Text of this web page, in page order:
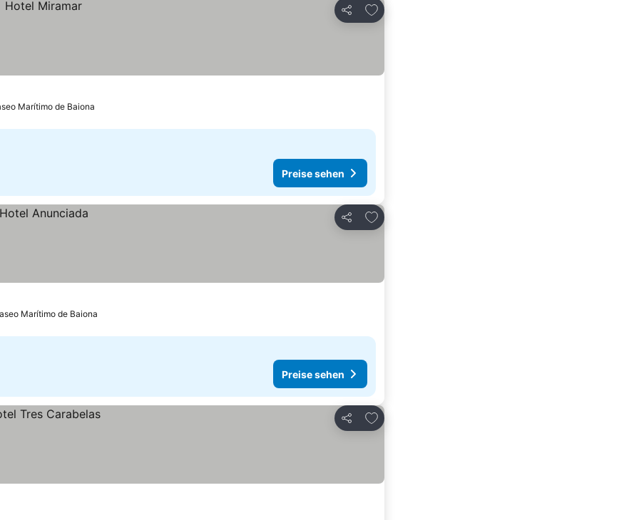
Teilen
Zu Favoriten hinzufügen
Marítimo de Baiona
Preise sehen
Teilen
Zu Favoriten hinzufügen
Marítimo de Baiona
Preise sehen
Teilen
Zu Favoriten hinzufügen